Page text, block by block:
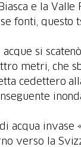
e la
fonti, questo
si
metri, che
cedettero
acqua
verso la